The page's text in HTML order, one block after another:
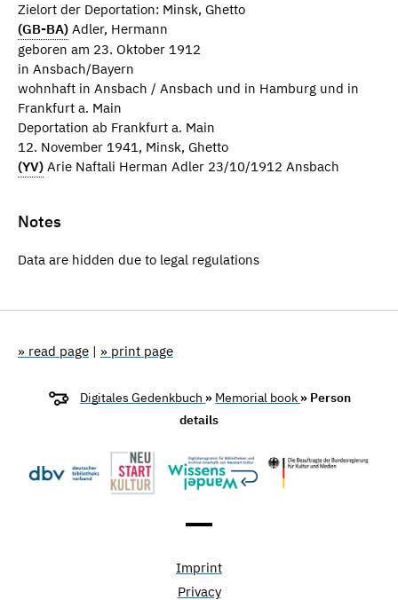
Zielort der Deportation: Minsk, Ghetto
(GB-BA) Adler, Hermann
geboren am 23. Oktober 1912
in Ansbach/Bayern
wohnhaft in Ansbach / Ansbach und in Hamburg und in
Frankfurt a. Main
Deportation ab Frankfurt a. Main
12. November 1941, Minsk, Ghetto
(YV) Arie Naftali Herman Adler 23/10/1912 Ansbach
Notes
Data are hidden due to legal regulations
» read page | » print page
Digitales Gedenkbuch » Memorial book » Person
details
Imprint
Privacy